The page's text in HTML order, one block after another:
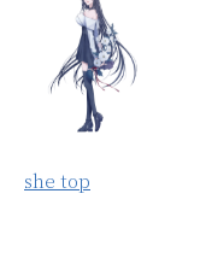
she top